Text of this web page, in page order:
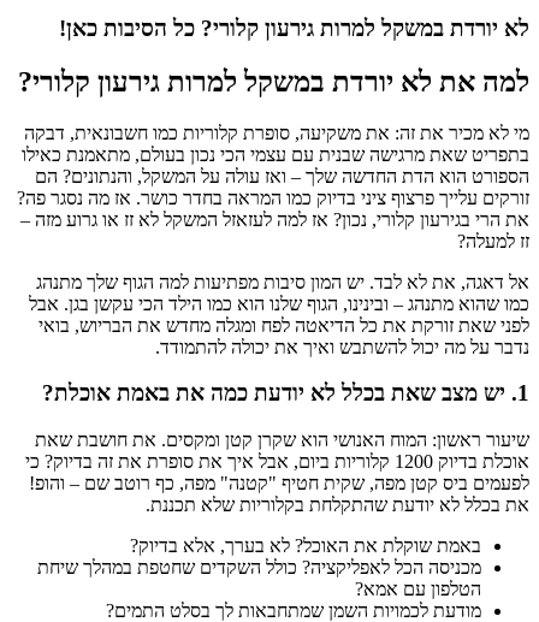
לא יורדת במשקל למרות גירעון קלורי? כל הסיבות כאן!
למה את לא יורדת במשקל למרות גירעון קלורי?
מי לא מכיר את זה: את משקיעה, סופרת קלוריות כמו חשבונאית, דבקה
בתפריט שאת מרגישה שבנית עם עצמי הכי נכון בעולם, מתאמנת כאילו
הספורט הוא הדת החדשה שלך – ואז עולה על המשקל, והנתונים? הם
זורקים עלייך פרצוף ציני בדיוק כמו המראה בחדר כושר. אז מה נסגר פה?
את הרי בגירעון קלורי, נכון? אז למה לעזאזל המשקל לא זז או גרוע מזה –
זז למעלה?
אל דאגה, את לא לבד. יש המון סיבות מפתיעות למה הגוף שלך מתנהג
כמו שהוא מתנהג – ובינינו, הגוף שלנו הוא כמו הילד הכי עקשן בגן. אבל
לפני שאת זורקת את כל הדיאטה לפח ומגלה מחדש את הבריוש, בואי
נדבר על מה יכול להשתבש ואיך את יכולה להתמודד.
1. יש מצב שאת בכלל לא יודעת כמה את באמת אוכלת?
שיעור ראשון: המוח האנושי הוא שקרן קטן ומקסים. את חושבת שאת
אוכלת בדיוק 1200 קלוריות ביום, אבל איך את סופרת את זה בדיוק? כי
לפעמים ביס קטן מפה, שקית חטיף "קטנה" מפה, כף רוטב שם – והופ!
את בכלל לא יודעת שהתקלחת בקלוריות שלא תכננת.
באמת שוקלת את האוכל? לא בערך, אלא בדיוק?
מכניסה הכל לאפליקציה? כולל השקדים שחטפת במהלך שיחת
הטלפון עם אמא?
מודעת לכמויות השמן שמתחבאות לך בסלט התמים?